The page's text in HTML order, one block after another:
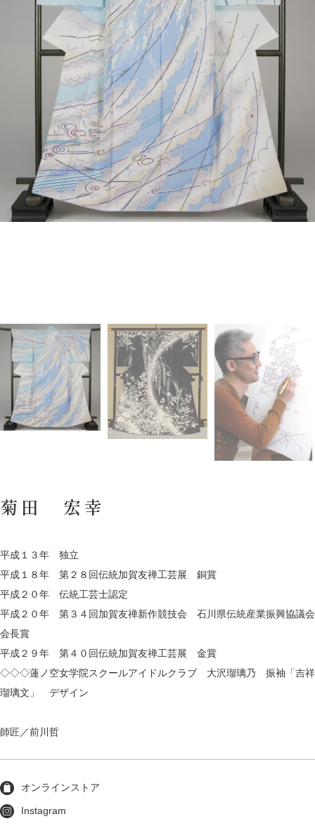
菊田 宏幸
平成１３年 独立
平成１８年 第２８回伝統加賀友禅工芸展 銅賞
平成２０年 伝統工芸士認定
平成２０年 第３４回加賀友禅新作競技会 石川県伝統産業振興協議会
会長賞
平成２９年 第４０回伝統加賀友禅工芸展 金賞
◇◇◇蓮ノ空女学院スクールアイドルクラブ 大沢瑠璃乃 振袖「吉祥
瑠璃文」 デザイン
師匠／前川哲
オンラインストア
Instagram